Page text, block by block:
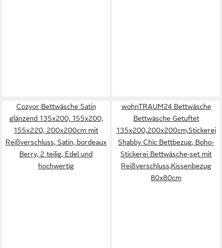
Cozyor Bettwäsche Satin
glänzend 135x200, 155x200,
155x220, 200x200cm mit
Reißverschluss, Satin, bordeaux
Berry, 2 teilig, Edel und
hochwertig
wohnTRAUM24 Bettwäsche
Bettwäsche Getuftet
135x200,200x200cm,Stickerei
Shabby Chic Bettbezug, Boho-
Stickerei Bettwäsche-set mit
Reißverschluss,Kissenbezug
80x80cm